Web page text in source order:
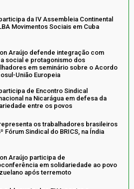
da IV Assembleia Continental
Movimentos Sociais em Cuba
Araújo defende integração com
social e protagonismo dos
em seminário sobre o Acordo
União Europeia
de Encontro Sindical
na Nicarágua em defesa da
entre os povos
os trabalhadores brasileiros
Fórum Sindical do BRICS, na Índia
Araújo participa de
em solidariedade ao povo
após terremoto